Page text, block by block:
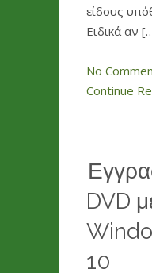
είδους
Ειδικά αν
No
Continue
DVD
10